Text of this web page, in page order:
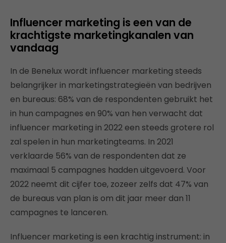
Influencer marketing is een van de
krachtigste marketingkanalen van
vandaag
In de Benelux wordt influencer marketing steeds
belangrijker in marketingstrategieën van bedrijven
en bureaus: 68% van de respondenten gebruikt het
in hun campagnes en 90% van hen verwacht dat
influencer marketing in 2022 een steeds grotere rol
zal spelen in hun marketingteams. In 2021
verklaarde 56% van de respondenten dat ze
maximaal 5 campagnes hadden uitgevoerd. Voor
2022 neemt dit cijfer toe, zozeer zelfs dat 47% van
de bureaus van plan is om dit jaar meer dan 11
campagnes te lanceren.
Influencer marketing is een krachtig instrument: in